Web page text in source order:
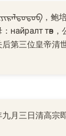
，鲍
найралт төв，
后第三位皇帝清
月三日清高宗